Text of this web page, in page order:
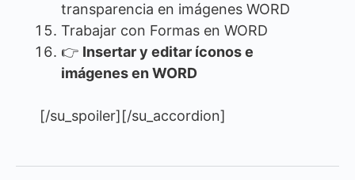
transparencia en imágenes WORD
Trabajar con Formas en WORD
👉 Insertar y editar íconos e
imágenes en WORD
[/su_spoiler][/su_accordion]